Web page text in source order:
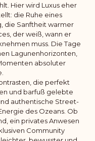
Hier wird Luxus eher
die Ruhe eines
die Sanftheit warmer
der weiß, wann er
muss. Die Tage
Lagunenhorizonten,
absoluter
die perfekt
und barfuß gelebte
authentische Street-
des Ozeans. Ob
ein privates Anwesen
Community